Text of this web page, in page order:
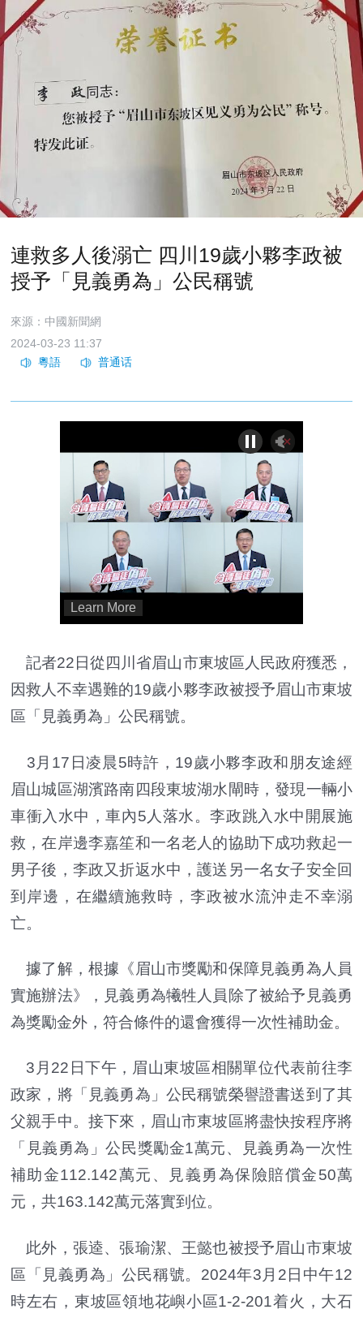
連救多人後溺亡 四川19歲小夥李政被
授予「見義勇為」公民稱號
來源：中國新聞網
2024-03-23 11:37
記者22日從四川省眉山市東坡區人民政府獲悉，
因救人不幸遇難的19歲小夥李政被授予眉山市東坡
區「見義勇為」公民稱號。
3月17日凌晨5時許，19歲小夥李政和朋友途經
眉山城區湖濱路南四段東坡湖水閘時，發現一輛小
車衝入水中，車內5人落水。李政跳入水中開展施
救，在岸邊李嘉笙和一名老人的協助下成功救起一
男子後，李政又折返水中，護送另一名女子安全回
到岸邊，在繼續施救時，李政被水流沖走不幸溺
亡。
據了解，根據《眉山市獎勵和保障見義勇為人員
實施辦法》，見義勇為犧牲人員除了被給予見義勇
為獎勵金外，符合條件的還會獲得一次性補助金。
3月22日下午，眉山東坡區相關單位代表前往李
政家，將「見義勇為」公民稱號榮譽證書送到了其
父親手中。接下來，眉山市東坡區將盡快按程序將
「見義勇為」公民獎勵金1萬元、見義勇為一次性
補助金112.142萬元、見義勇為保險賠償金50萬
元，共163.142萬元落實到位。
此外，張逵、張瑜潔、王懿也被授予眉山市東坡
區「見義勇為」公民稱號。2024年3月2日中午12
時左右，東坡區領地花嶼小區1-2-201着火，大石